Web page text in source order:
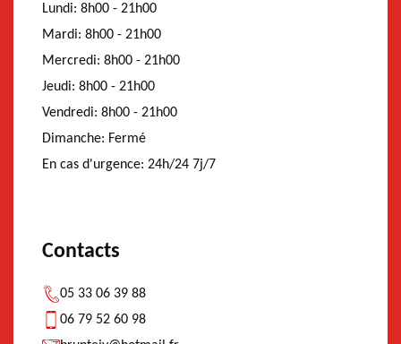
Lundi: 8h00 - 21h00
Mardi: 8h00 - 21h00
Mercredi: 8h00 - 21h00
Jeudi: 8h00 - 21h00
Vendredi: 8h00 - 21h00
Dimanche: Fermé
En cas d'urgence: 24h/24 7j/7
Contacts
05 33 06 39 88
06 79 52 60 98